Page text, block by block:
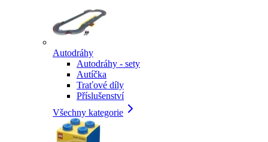
Autodráhy
Autodráhy - sety
Autíčka
Traťové díly
Příslušenství
Všechny kategorie